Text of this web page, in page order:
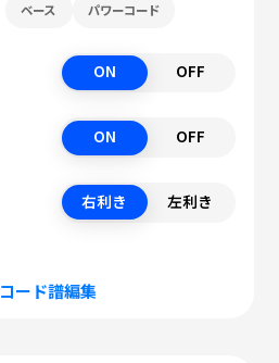
ベース パワーコード
ON OFF
ON OFF
右利き 左利き
コード譜編集